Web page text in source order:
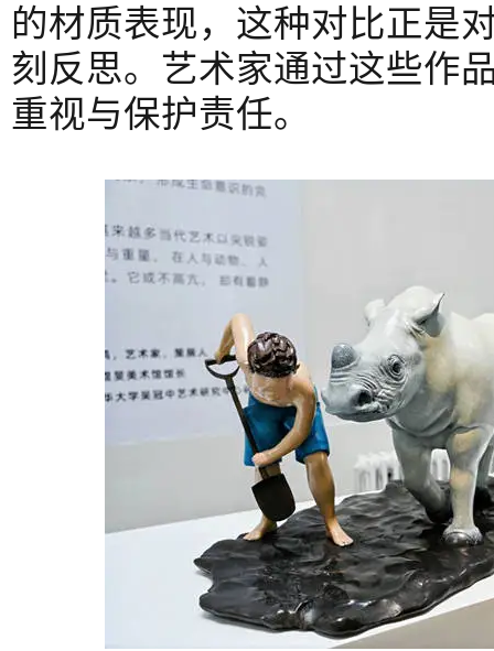
的材质表现，这种对比正是
刻反思。艺术家通过这些作
重视与保护责任。